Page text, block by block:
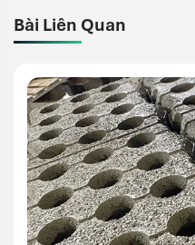
Bài Liên Quan